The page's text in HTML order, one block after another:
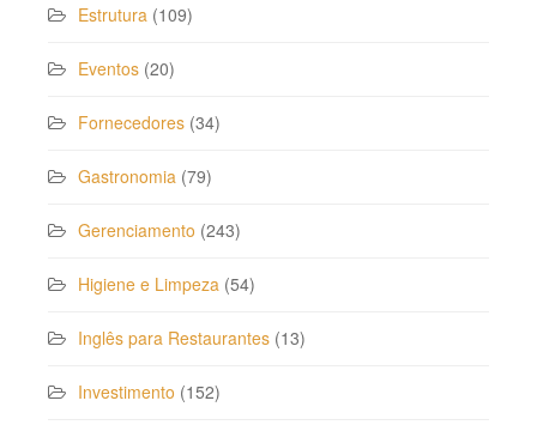
Estrutura (109)
Eventos (20)
Fornecedores (34)
Gastronomia (79)
Gerenciamento (243)
Higiene e Limpeza (54)
Inglês para Restaurantes (13)
Investimento (152)